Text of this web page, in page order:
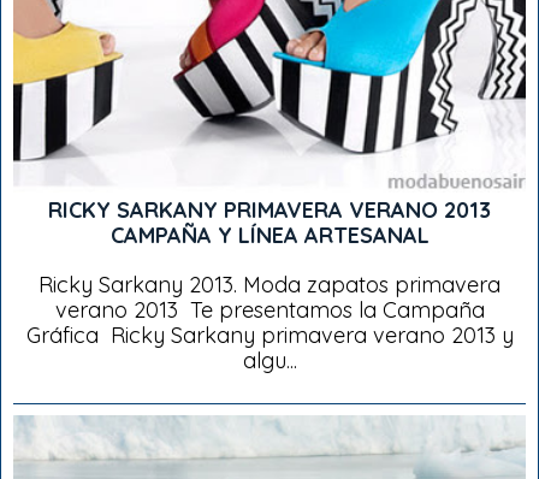
RICKY SARKANY PRIMAVERA VERANO 2013
CAMPAÑA Y LÍNEA ARTESANAL
Ricky Sarkany 2013. Moda zapatos primavera
verano 2013 Te presentamos la Campaña
Gráfica Ricky Sarkany primavera verano 2013 y
algu...